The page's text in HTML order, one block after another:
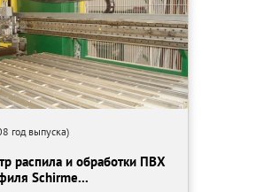
год выпуска)
распила и обработки ПВХ
Schirme...